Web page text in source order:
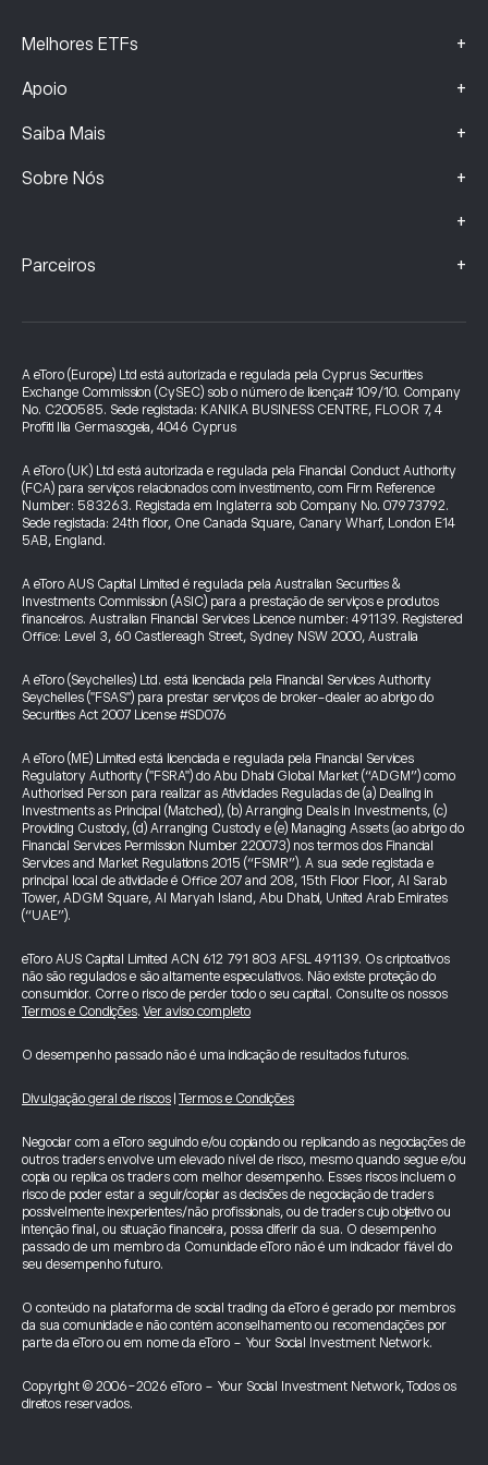
Melhores ETFs +
Apoio +
Saiba Mais +
Sobre Nós +
+
Parceiros +
A eToro (Europe) Ltd está autorizada e regulada pela Cyprus Securities
Exchange Commission (CySEC) sob o número de licença# 109/10. Company
No. C200585. Sede registada: KANIKA BUSINESS CENTRE, FLOOR 7, 4
Profiti Ilia Germasogeia, 4046 Cyprus
A eToro (UK) Ltd está autorizada e regulada pela Financial Conduct Authority
(FCA) para serviços relacionados com investimento, com Firm Reference
Number: 583263. Registada em Inglaterra sob Company No. 07973792.
Sede registada: 24th floor, One Canada Square, Canary Wharf, London E14
5AB, England.
A eToro AUS Capital Limited é regulada pela Australian Securities &
Investments Commission (ASIC) para a prestação de serviços e produtos
financeiros. Australian Financial Services Licence number: 491139. Registered
Office: Level 3, 60 Castlereagh Street, Sydney NSW 2000, Australia
A eToro (Seychelles) Ltd. está licenciada pela Financial Services Authority
Seychelles ("FSAS") para prestar serviços de broker-dealer ao abrigo do
Securities Act 2007 License #SD076
A eToro (ME) Limited está licenciada e regulada pela Financial Services
Regulatory Authority ("FSRA") do Abu Dhabi Global Market (“ADGM”) como
Authorised Person para realizar as Atividades Reguladas de (a) Dealing in
Investments as Principal (Matched), (b) Arranging Deals in Investments, (c)
Providing Custody, (d) Arranging Custody e (e) Managing Assets (ao abrigo do
Financial Services Permission Number 220073) nos termos dos Financial
Services and Market Regulations 2015 (“FSMR”). A sua sede registada e
principal local de atividade é Office 207 and 208, 15th Floor Floor, Al Sarab
Tower, ADGM Square, Al Maryah Island, Abu Dhabi, United Arab Emirates
(“UAE”).
eToro AUS Capital Limited ACN 612 791 803 AFSL 491139. Os criptoativos
não são regulados e são altamente especulativos. Não existe proteção do
consumidor. Corre o risco de perder todo o seu capital. Consulte os nossos
Termos e Condições.Ver aviso completo
O desempenho passado não é uma indicação de resultados futuros.
Divulgação geral de riscos Termos e Condições
Negociar com a eToro seguindo e/ou copiando ou replicando as negociações de
outros traders envolve um elevado nível de risco, mesmo quando segue e/ou
copia ou replica os traders com melhor desempenho. Esses riscos incluem o
risco de poder estar a seguir/copiar as decisões de negociação de traders
possivelmente inexperientes/não profissionais, ou de traders cujo objetivo ou
intenção final, ou situação financeira, possa diferir da sua. O desempenho
passado de um membro da Comunidade eToro não é um indicador fiável do
seu desempenho futuro.
O conteúdo na plataforma de social trading da eToro é gerado por membros
da sua comunidade e não contém aconselhamento ou recomendações por
parte da eToro ou em nome da eToro - Your Social Investment Network.
Copyright © 2006-2026 eToro - Your Social Investment Network, Todos os
direitos reservados.